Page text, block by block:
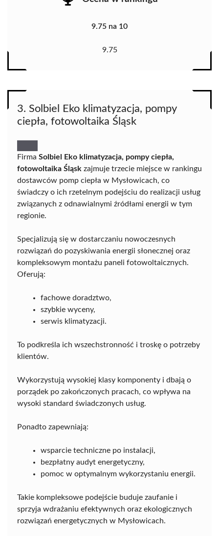
9.75 na 10
9.75
3. Solbiel Eko klimatyzacja, pompy
ciepła, fotowoltaika Śląsk
Firma Solbiel Eko klimatyzacja, pompy ciepła,
fotowoltaika Śląsk zajmuje trzecie miejsce w rankingu
dostawców pomp ciepła w Mysłowicach, co
świadczy o ich rzetelnym podejściu do realizacji usług
związanych z odnawialnymi źródłami energii w tym
regionie.
Specjalizują się w dostarczaniu nowoczesnych
rozwiązań do pozyskiwania energii słonecznej oraz
kompleksowym montażu paneli fotowoltaicznych.
Oferują:
fachowe doradztwo,
szybkie wyceny,
serwis klimatyzacji.
To podkreśla ich wszechstronność i troskę o potrzeby
klientów.
Wykorzystują wysokiej klasy komponenty i dbają o
porządek po zakończonych pracach, co wpływa na
wysoki standard świadczonych usług.
Ponadto zapewniają:
wsparcie techniczne po instalacji,
bezpłatny audyt energetyczny,
pomoc w optymalnym wykorzystaniu energii.
Takie kompleksowe podejście buduje zaufanie i
sprzyja wdrażaniu efektywnych oraz ekologicznych
rozwiązań energetycznych w Mysłowicach.